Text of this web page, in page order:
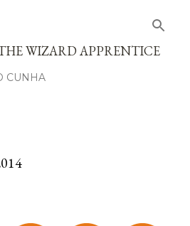
WIZARD APPRENTICE
CUNHA